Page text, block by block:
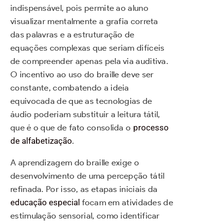
indispensável, pois permite ao aluno
visualizar mentalmente a grafia correta
das palavras e a estruturação de
equações complexas que seriam difíceis
de compreender apenas pela via auditiva.
O incentivo ao uso do braille deve ser
constante, combatendo a ideia
equivocada de que as tecnologias de
áudio poderiam substituir a leitura tátil,
que é o que de fato consolida o processo
de alfabetização.
A aprendizagem do braille exige o
desenvolvimento de uma percepção tátil
refinada. Por isso, as etapas iniciais da
educação especial focam em atividades de
estimulação sensorial, como identificar